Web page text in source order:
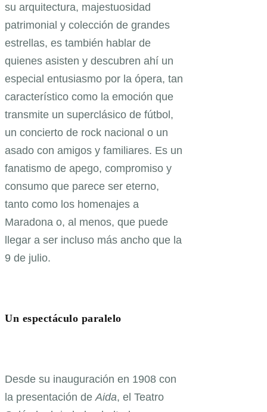
su arquitectura, majestuosidad
patrimonial y colección de grandes
estrellas, es también hablar de
quienes asisten y descubren ahí un
especial entusiasmo por la ópera, tan
característico como la emoción que
transmite un superclásico de fútbol,
un concierto de rock nacional o un
asado con amigos y familiares. Es un
fanatismo de apego, compromiso y
consumo que parece ser eterno,
tanto como los homenajes a
Maradona o, al menos, que puede
llegar a ser incluso más ancho que la
9 de julio.
Un espectáculo paralelo
Desde su inauguración en 1908 con
la presentación deAida, el Teatro